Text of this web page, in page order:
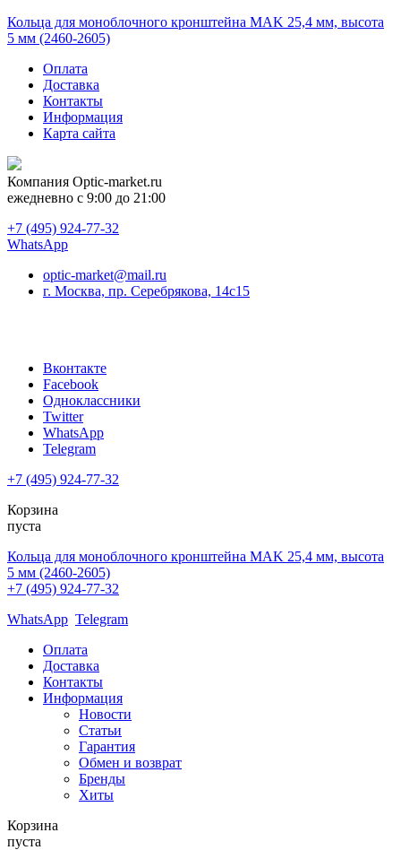
Кольца для моноблочного кронштейна MAK 25,4 мм, высота
5 мм (2460-2605)
Оплата
Доставка
Контакты
Информация
Карта сайта
Компания Optic-market.ru
ежедневно с 9:00 до 21:00
+7 (495) 924-77-32
WhatsApp
optic-market@mail.ru
г. Москва, пр. Серебрякова, 14с15
Вконтакте
Facebook
Одноклассники
Twitter
WhatsApp
Telegram
+7 (495) 924-77-32
Корзина
пуста
Кольца для моноблочного кронштейна MAK 25,4 мм, высота
5 мм (2460-2605)
+7 (495) 924-77-32
WhatsApp Telegram
Оплата
Доставка
Контакты
Информация
Новости
Статьи
Гарантия
Обмен и возврат
Бренды
Хиты
Корзина
пуста